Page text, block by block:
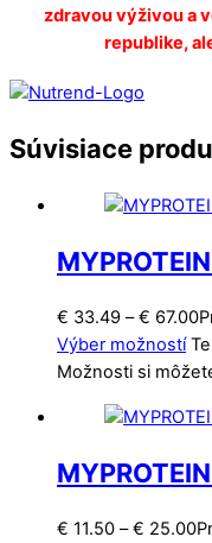
zdravou výživou a
republike,
Súvisiace
€ 33.49 – € 67.00
Výber možností
Možnosti si
€ 11.50 – € 25.00